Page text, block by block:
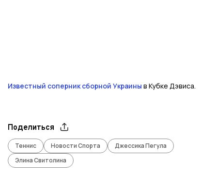
Известный соперник сборной Украины в Кубке Дэвиса.
Поделиться
Теннис Новости Спорта
Джессика Пегула
Элина Свитолина